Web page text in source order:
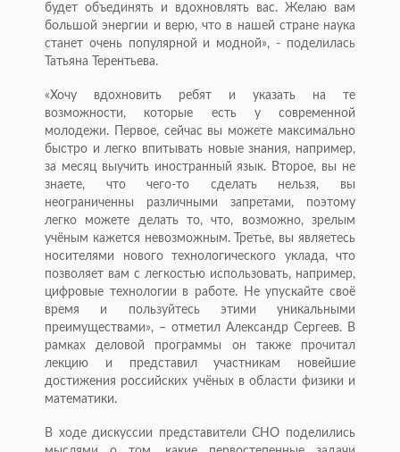
будет объединять и вдохновлять вас. Желаю вам
большой энергии и верю, что в нашей стране наука
станет очень популярной и модной», - поделилась
Татьяна Терентьева.
«Хочу вдохновить ребят и указать на те
возможности, которые есть у современной
молодежи. Первое, сейчас вы можете максимально
быстро и легко впитывать новые знания, например,
за месяц выучить иностранный язык. Второе, вы не
знаете, что чего-то сделать нельзя, вы
неограниченны различными запретами, поэтому
легко можете делать то, что, возможно, зрелым
учёным кажется невозможным. Третье, вы являетесь
носителями нового технологического уклада, что
позволяет вам с легкостью использовать, например,
цифровые технологии в работе. Не упускайте своё
время и пользуйтесь этими уникальными
преимуществами», – отметил Александр Сергеев. В
рамках деловой программы он также прочитал
лекцию и представил участникам новейшие
достижения российских учёных в области физики и
математики.
В ходе дискуссии представители СНО поделились